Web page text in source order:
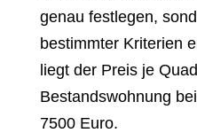
genau festlegen,
bestimmter Kriterien
liegt der Preis je
Bestandswohnung
7500 Euro.